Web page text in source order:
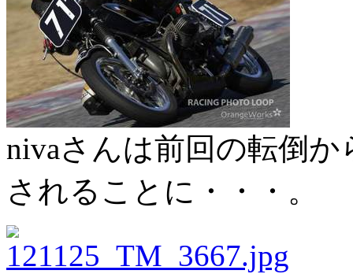
nivaさんは前回の転倒
されることに・・・。